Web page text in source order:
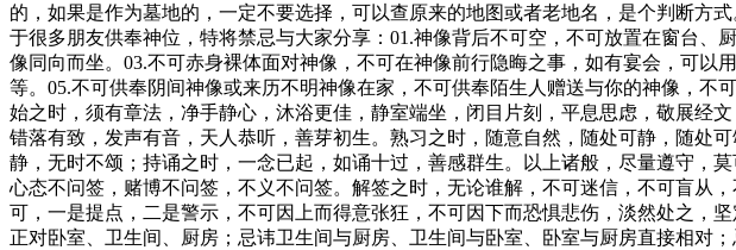
的，如果是作为墓地的，一定不要选择，可以查原来的地图或者老地名，是个判断方
于很多朋友供奉神位，特将禁忌与大家分享：01.神像背后不可空，不可放置在窗台
像同向而坐。03.不可赤身裸体面对神像，不可在神像前行隐晦之事，如有宴会，可
等。05.不可供奉阴间神像或来历不明神像在家，不可供奉陌生人赠送与你的神像，
始之时，须有章法，净手静心，沐浴更佳，静室端坐，闭目片刻，平息思虑，敬展经
错落有致，发声有音，天人恭听，善芽初生。熟习之时，随意自然，随处可静，随处
静，无时不颂；持诵之时，一念已起，如诵十过，善感群生。以上诸般，尽量遵守，
心态不问签，赌博不问签，不义不问签。解签之时，无论谁解，不可迷信，不可盲从
可，一是提点，二是警示，不可因上而得意张狂，不可因下而恐惧悲伤，淡然处之，
正对卧室、卫生间、厨房；忌讳卫生间与厨房、卫生间与卧室、卧室与厨房直接相对